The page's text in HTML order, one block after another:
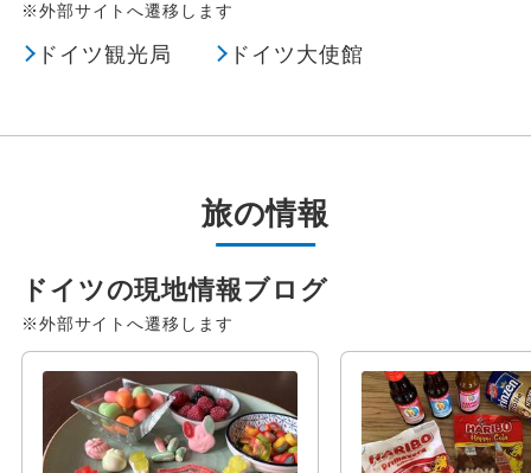
※外部サイトへ遷移します
ドイツ観光局 ドイツ大使館
旅の情報
ドイツの現地情報ブログ
※外部サイトへ遷移します